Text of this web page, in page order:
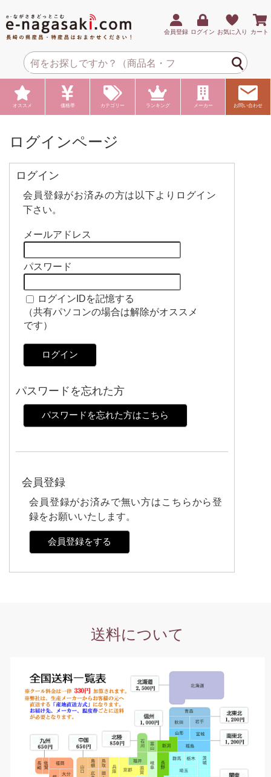
会員登録 ログイン お気に入り カート
オススメ 価格帯 カテゴリー ランキング メーカー お問い合わせ
ログインページ
ログイン
会員登録がお済みの方は以下よりログイン
下さい。
メールアドレス
パスワード
ログインIDを記憶する
（共有パソコンの場合は解除がオススメ
です）
ログイン
パスワードを忘れた方
パスワードを忘れた方はこちら
会員登録
会員登録がお済みで無い方はこちらから登
録をお願いいたします。
会員登録をする
送料について